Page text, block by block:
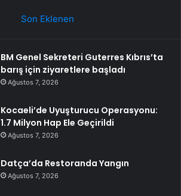
Son Eklenen
BM Genel Sekreteri Guterres Kıbrıs’ta
barış için ziyaretlere başladı
Ağustos 7, 2026
Kocaeli’de Uyuşturucu Operasyonu:
1.7 Milyon Hap Ele Geçirildi
Ağustos 7, 2026
Datça’da Restoranda Yangın
Ağustos 7, 2026